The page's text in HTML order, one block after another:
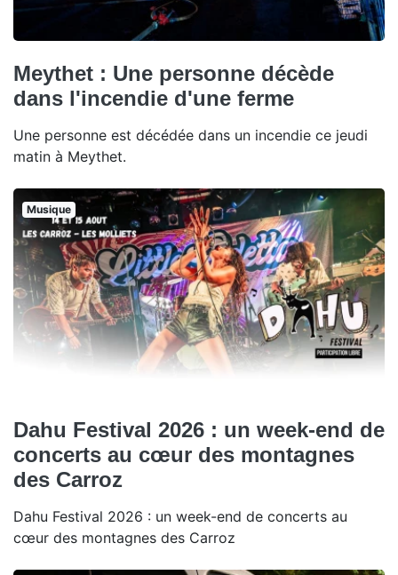
Meythet : Une personne décède
dans l'incendie d'une ferme
Une personne est décédée dans un incendie ce jeudi
matin à Meythet.
Musique
Dahu Festival 2026 : un week-end de
concerts au cœur des montagnes
des Carroz
Dahu Festival 2026 : un week-end de concerts au
cœur des montagnes des Carroz